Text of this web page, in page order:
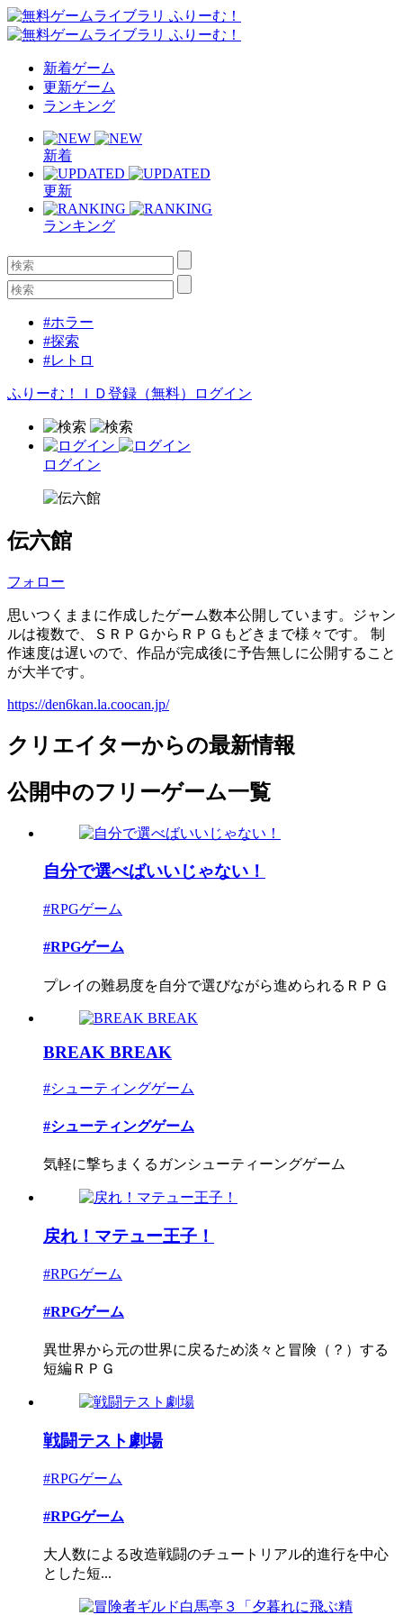
新着ゲーム
更新ゲーム
ランキング
新着
更新
ランキング
#ホラー
#探索
#レトロ
ふりーむ！ＩＤ登録（無料） ログイン
ログイン
伝六館
フォロー
思いつくままに作成したゲーム数本公開しています。ジャン
ルは複数で、ＳＲＰＧからＲＰＧもどきまで様々です。 制
作速度は遅いので、作品が完成後に予告無しに公開すること
が大半です。
https://den6kan.la.coocan.jp/
クリエイターからの最新情報
公開中のフリーゲーム一覧
自分で選べばいいじゃない！
#RPGゲーム
#RPGゲーム
プレイの難易度を自分で選びながら進められるＲＰＧ
BREAK BREAK
#シューティングゲーム
#シューティングゲーム
気軽に撃ちまくるガンシューティーングゲーム
戻れ！マテュー王子！
#RPGゲーム
#RPGゲーム
異世界から元の世界に戻るため淡々と冒険（？）する
短編ＲＰＧ
戦闘テスト劇場
#RPGゲーム
#RPGゲーム
大人数による改造戦闘のチュートリアル的進行を中心
とした短...